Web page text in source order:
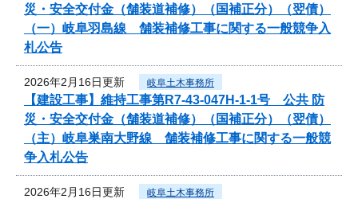
災・安全交付金（舗装道補修）（国補正分）（翌債）
（一）岐阜羽島線 舗装補修工事に関する一般競争入
札公告
2026年2月16日更新 岐阜土木事務所
【建設工事】維持工事第R7-43-047H-1-1号 公共 防
災・安全交付金（舗装道補修）（国補正分）（翌債）
（主）岐阜巣南大野線 舗装補修工事に関する一般競
争入札公告
2026年2月16日更新 岐阜土木事務所